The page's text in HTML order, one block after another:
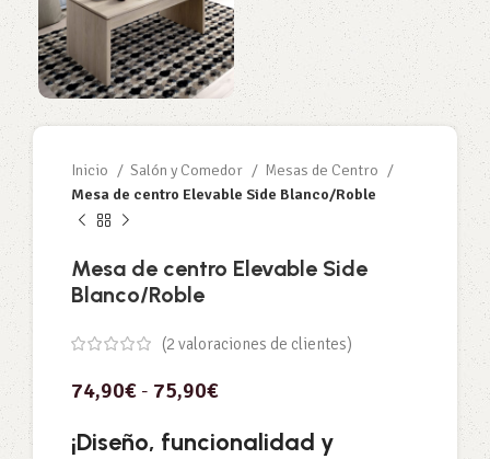
Inicio Salón y Comedor
Mesas de Centro
Mesa de centro Elevable Side Blanco/Roble
Mesa de centro Elevable Side
Blanco/Roble
(2 valoraciones de clientes)
74,90€ - 75,90€
¡Diseño, funcionalidad y